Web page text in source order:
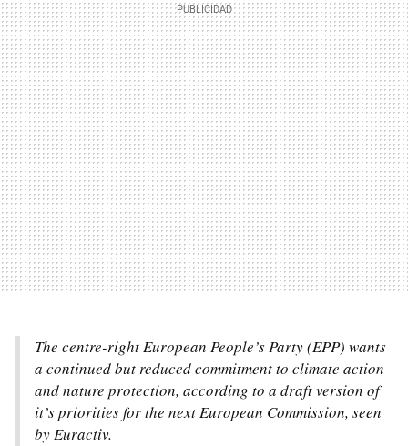
The centre-right European People’s Party (EPP) wants
a continued but reduced commitment to climate action
and nature protection, according to a draft version of
it’s priorities for the next European Commission, seen
by Euractiv.